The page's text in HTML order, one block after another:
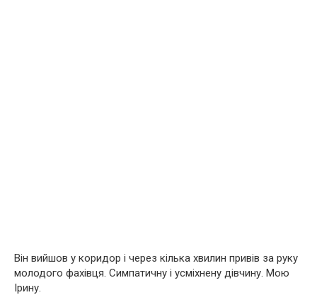
Він вийшов у коридор і через кілька хвилин привів за руку
молодого фахівця. Симпатичну і усміхнену дівчину. Мою
Ірину.